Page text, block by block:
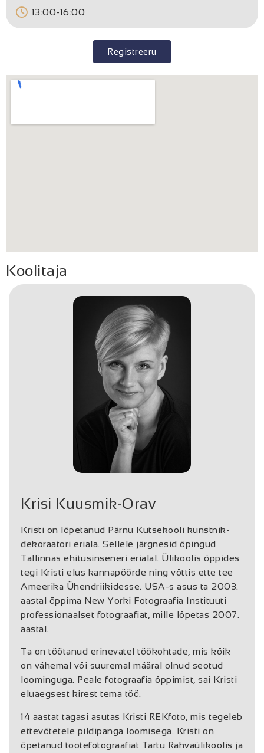
13:00-16:00
Registreeru
Koolitaja
Krisi Kuusmik-Orav
Kristi on lõpetanud Pärnu Kutsekooli kunstnik-
dekoraatori eriala. Sellele järgnesid õpingud
Tallinnas ehitusinseneri erialal. Ülikoolis õppides
tegi Kristi elus kannapöörde ning võttis ette tee
Ameerika Ühendriikidesse. USA-s asus ta 2003.
aastal õppima New Yorki Fotograafia Instituuti
professionaalset fotograafiat, mille lõpetas 2007.
aastal.
Ta on töötanud erinevatel töökohtade, mis kõik
on vähemal või suuremal määral olnud seotud
loominguga. Peale fotograafia õppimist, sai Kristi
eluaegsest kirest tema töö.
14 aastat tagasi asutas Kristi REKfoto, mis tegeleb
ettevõtetele pildipanga loomisega. Kristi on
õpetanud tootefotograafiat Tartu Rahvaülikoolis ja